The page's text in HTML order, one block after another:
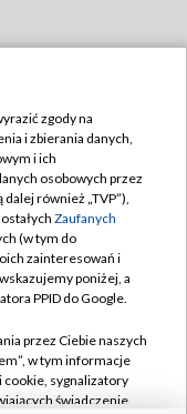
zgody na
i zbierania danych,
i ich
osobowych przez
również „TVP”),
Zaufanych
(w tym do
zainteresowań i
poniżej, a
PPID do Google.
przez Ciebie naszych
w tym informacje
cookie, sygnalizatory
świadczenie